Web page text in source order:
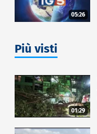
05:26
Più visti
01:29